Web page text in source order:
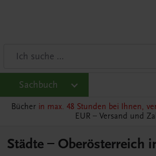
Sachbuch
Bücher in max. 48 Stunden bei Ihnen,
EUR – Versand und
Städte – Oberösterreich